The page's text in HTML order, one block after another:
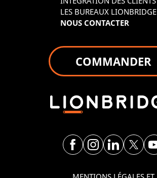
LES BUREAUX LIONBRIDGE
NOUS CONTACTER
COMMANDER